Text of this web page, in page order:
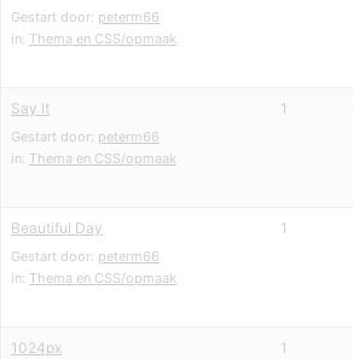
Gestart door: peterm66
in: Thema en CSS/opmaak
Say It
Gestart door: peterm66
in: Thema en CSS/opmaak
1
Beautiful Day
Gestart door: peterm66
in: Thema en CSS/opmaak
1
1024px 1